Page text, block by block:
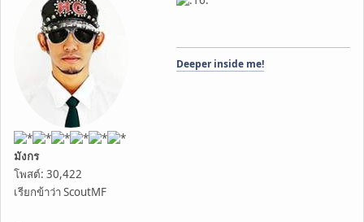
มังกร
โพสต์: 30,422
เรียกข้าว่า ScoutMF
Deeper inside me!